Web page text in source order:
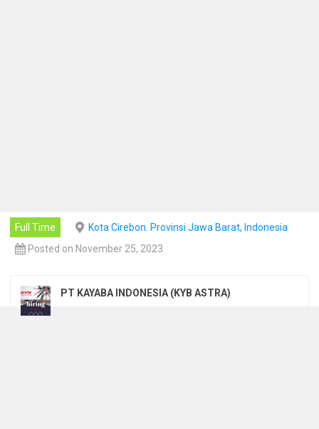
Full Time
Kota Cirebon. Provinsi Jawa Barat, Indonesia
Posted on November 25, 2023
PT KAYABA INDONESIA (KYB ASTRA)